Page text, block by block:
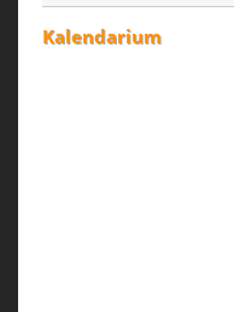
Kalendarium